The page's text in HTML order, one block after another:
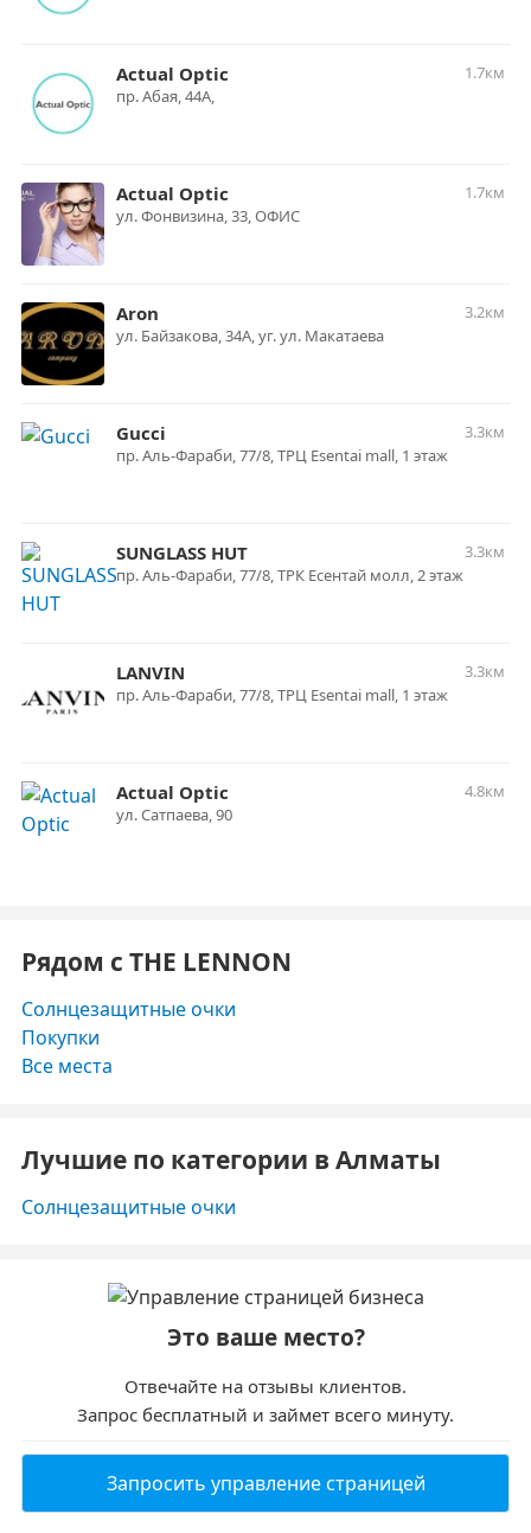
Actual Optic
1.7км
пр. Абая, 44А,
Actual Optic
1.7км
ул. Фонвизина, 33, ОФИС
Aron
3.2км
ул. Байзакова, 34А, уг. ул. Макатаева
Gucci
3.3км
пр. Аль-Фараби, 77/8, ТРЦ Esentai mall, 1 этаж
SUNGLASS HUT
3.3км
пр. Аль-Фараби, 77/8, ТРК Есентай молл, 2 этаж
LANVIN
3.3км
пр. Аль-Фараби, 77/8, ТРЦ Esentai mall, 1 этаж
Actual Optic
4.8км
ул. Сатпаева, 90
Рядом с THE LENNON
Солнцезащитные очки
Покупки
Все места
Лучшие по категории в Алматы
Солнцезащитные очки
Это ваше место?
Отвечайте на отзывы клиентов.
Запрос бесплатный и займет всего минуту.
Запросить управление страницей